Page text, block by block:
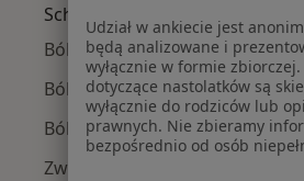
Schorzenia w Szczecinie
Ból kolana w Szczecinie
Ból barku w Szczecinie
Ból biodra w Szczecinie
Zwyrodnienie stawów w
Udział w ankiecie jest
będą analizowane i
wyłącznie w formie zbiorczej.
dotyczące nastolatków są
wyłącznie do rodziców lub
prawnych. Nie zbieramy
bezpośrednio od osób